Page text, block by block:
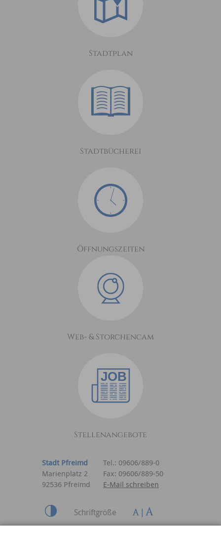
Stadtplan
Stadtbücherei
Öffnungszeiten
Web- & Storchencam
Stellenangebote
Stadt Pfreimd
Tel.: 09606/889-0
Marienplatz 2
Fax: 09606/889-50
92536 Pfreimd
E-Mail schreiben
Schriftgröße